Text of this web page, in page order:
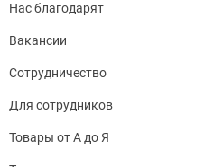
Нас благодарят
Вакансии
Сотрудничество
Для сотрудников
Товары от А до Я